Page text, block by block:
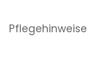
Pflegehinweise